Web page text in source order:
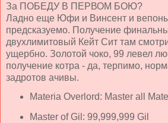
За ПОБЕДУ В ПЕРВОМ БОЮ?
Ладно еще Юфи и Винсент и вепоны
предсказуемо. Получение
двухлимитовый Кейт Сит там
ущербно. Золотой чоко, 99 левел
получение котра - да, терпимо,
задротов ачивы.
Materia Overlord: Master all
Master of Gil: 99,999,999 Gil